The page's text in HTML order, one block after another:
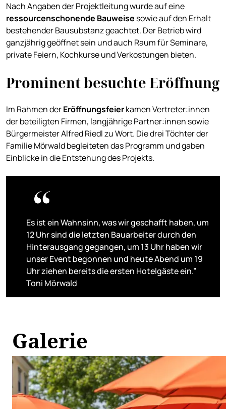
Nach Angaben der Projektleitung wurde auf eine
ressourcenschonende Bauweise sowie auf den Erhalt
bestehender Bausubstanz geachtet. Der Betrieb wird
ganzjährig geöffnet sein und auch Raum für Seminare,
private Feiern, Kochkurse und Verkostungen bieten.
Prominent besuchte Eröffnung
Im Rahmen derEröffnungsfeierkamen Vertreter:innen
der beteiligten Firmen, langjährige Partner:innen sowie
Bürgermeister Alfred Riedl zu Wort. Die drei Töchter der
Familie Mörwald begleiteten das Programm und gaben
Einblicke in die Entstehung des Projekts.
Es ist ein Wahnsinn, was wir geschafft haben, um
12 Uhr sind die letzten Bauarbeiter durch den
Hinterausgang gegangen, um 13 Uhr haben wir
unser Event begonnen und heute Abend um 19
Uhr ziehen bereits die ersten Hotelgäste ein.”
Toni Mörwald
Galerie